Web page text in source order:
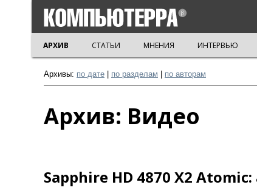
АРХИВ СТАТЬИ МНЕНИЯ ИНТЕРВЬЮ
Архивы: по дате по разделам по авторам
Архив: Видео
Sapphire HD 4870 X2